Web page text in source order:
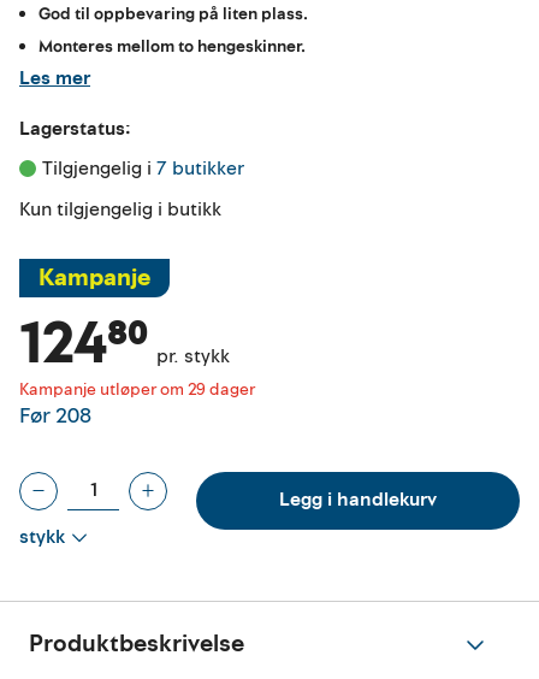
God til oppbevaring på liten plass.
Monteres mellom to hengeskinner.
Les mer
Lagerstatus:
Tilgjengelig i 7 butikker
Kun tilgjengelig i butikk
Kampanje
Kampanje utløper om 29 dager
124⁸⁰ pr. stykk
Før 208
stykk
Legg i handlekurv
Produktbeskrivelse